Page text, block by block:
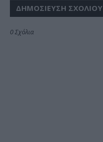
ΔΗΜΟΣΊΕΥΣΗ ΣΧΟΛΊΟΥ
0 Σχόλια